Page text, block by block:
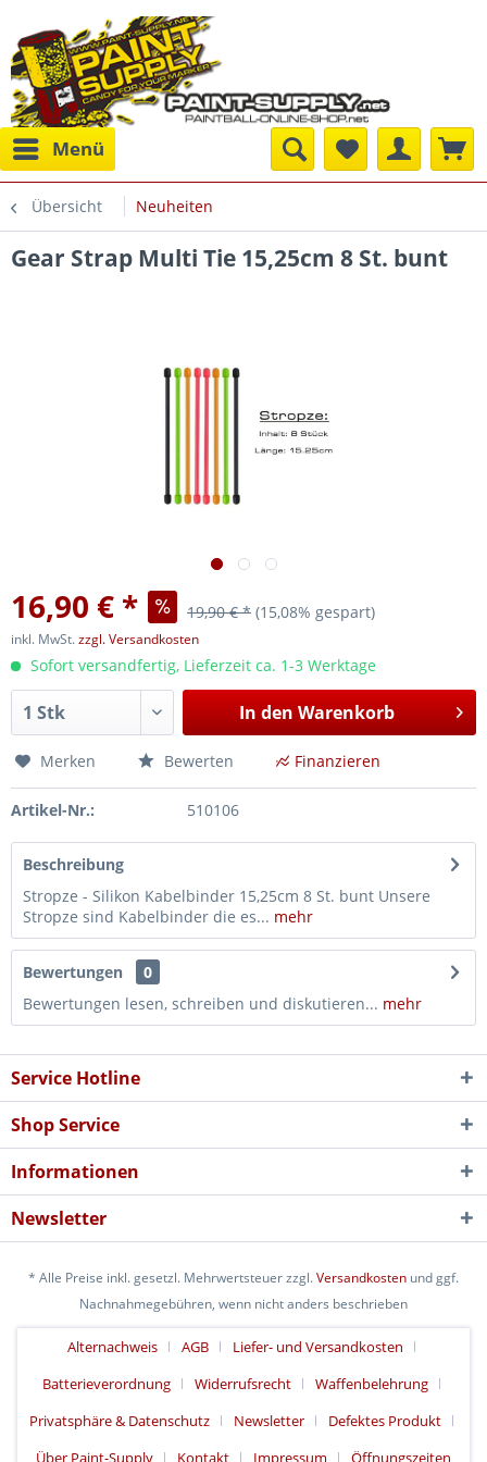
Menü
Übersicht Neuheiten
Gear Strap Multi Tie 15,25cm 8 St. bunt
16,90 € * 19,90 € * (15,08% gespart)
inkl. MwSt.zzgl. Versandkosten
Sofort versandfertig, Lieferzeit ca. 1-3 Werktage
In den Warenkorb
Merken Bewerten Finanzieren
Artikel-Nr.: 510106
Beschreibung
Stropze - Silikon Kabelbinder 15,25cm 8 St. bunt Unsere
Stropze sind Kabelbinder die es... mehr
Bewertungen
0
Bewertungen lesen, schreiben und diskutieren... mehr
Service Hotline
Shop Service
Informationen
Newsletter
* Alle Preise inkl. gesetzl. Mehrwertsteuer zzgl.Versandkosten und ggf.
Nachnahmegebühren, wenn nicht anders beschrieben
Alternachweis AGB
Liefer- und Versandkosten
Batterieverordnung
Widerrufsrecht
Waffenbelehrung
Privatsphäre & Datenschutz
Newsletter
Defektes Produkt
Über Paint-Supply
Kontakt Impressum Öffnungszeiten